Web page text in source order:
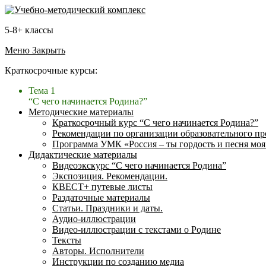
5-8+ классы
Меню Закрыть
Краткосрочные курсы:
Тема 1
“С чего начинается Родина?”
Методические материалы
Краткосрочный курс “С чего начинается Родина?”
Рекомендации по организации образовательного
Программа УМК «Россия – ты гордость и песня
Дидактические материалы
Видеоэкскурс “С чего начинается Родина”
Экспозиция. Рекомендации.
КВЕСТ+ путевые листы
Раздаточные материалы
Статьи. Праздники и даты.
Аудио-иллюстрации
Видео-иллюстрации с текстами о Родине
Тексты
Авторы. Исполнители
Инструкции по созданию медиа